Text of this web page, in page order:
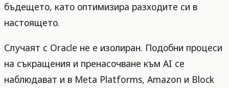
бъдещето, като оптимизира разходите си в
настоящето.
Случаят с Oracle не е изолиран. Подобни процеси
на съкращения и пренасочване към AI се
наблюдават и в Meta Platforms, Amazon и Block